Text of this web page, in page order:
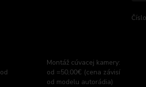
Montáž cúvacej kamery:
od =50,00€ (cena závisí
od modelu autorádia)